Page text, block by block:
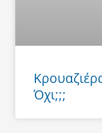
Όχι;;;